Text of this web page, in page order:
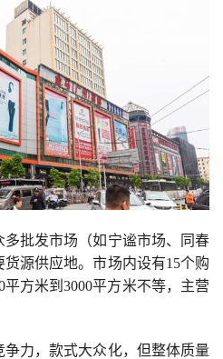
批发市场（如宁谧市场、同春
源供应地。市场内设有15个购
方米到3000平方米不等，主营
力，款式大众化，但整体质量